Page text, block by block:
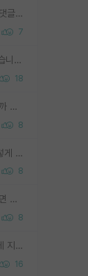
댓글들 ㅋㅋㅋ 주제 파악 못하고 저런 댓글들을 쓰네. 조직에 인간이 얼마나 중요한데 걱정될 수도 있지 ㅋㅋ 본인들은 퍽이나 잘하나봐 ? 현실은 남들한테 욕 안 먹는 1인분만 하는 것도 힘들텐데 ?
7
서성한 박사로 교수 된 사람 딱 1명 봤습니다. 근데 지방대 박사로 교수된 거는 기적이 일어나야되요. 서성한 학부부터여도 빡센게 교수임용일텐데 지방대박사로 무슨 교수가 되나요...... 중소기업/중견기업 팀장급/연구소장급이나 될거 같네요.
18
옮기시려면 미국박사로 가시는게 어떨까 싶네요. 교수가 꿈이면 미국박사 하고 미국교수 까지 같이 노리시는게 기회가 많지 않을까요?
8
교수 뽑는데 출신 학교는 생각보다 그렇게 안 봄. 앞으로는 더 안 보게 될거임. 박사는 어디서 진행해도 됨. 단, 제대로 쌓고 좋은 실적 만들 수 있다면. 그런데 지방대는 그럴 가능성이 지극히 낮음. 나만 열심히 잘 하면 된다? 인간은 주변 환경에 지배되는 나약한 존재임. 주변의 지방대 대학원생과 섞이고 지방 특유의 여유로움 또는 나쁘게 얘기해서 나태함에 젖어 살다보면 교수의 꿈 자체를 잊어버리게 될 가능성도 있음. 주변 환경이 70~80%임.
8
그보다도 신기할정도로 교수가 편애하면 그사람만 논문이 되더라구요 내용이 다른 사람보다 허접해도요
8
지방대 이 단어가 진짜 너무 짜증나는데 지방대면 다 그냥 쓰레기인가요? 무슨 말 같지도 않은 댓글들이 있는건지??? 지방에도 충분히 좋은 대학 많고 충분히 잘하는 교수님들 많습니다 포항공대 4개 IST 대표 지거국들 여기 모두 다 지방에 있고 여기 출신들 중에 교수하는 분들 적지 않습니다 지거국 출신이 무슨 교수를 하냐?라고 생각할 사람들 많은데 상위 대표 지거국에 아웃라이어들 많습니다 결국 개인의 연구역량과 실적이 중요합니다 이 역량을 펼치는데 있어서 지도교수와의 합도 중요합니다. 그리고 경력이 필요하면 해외포닥까지 다녀오세요
16